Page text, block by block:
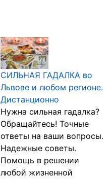
СИЛЬНАЯ ГАДАЛКА во
Львове и любом регионе.
Дистанционно
Нужна сильная гадалка?
Обращайтесь! Точные
ответы на ваши вопросы.
Надежные советы.
Помощь в решении
любой жизненной